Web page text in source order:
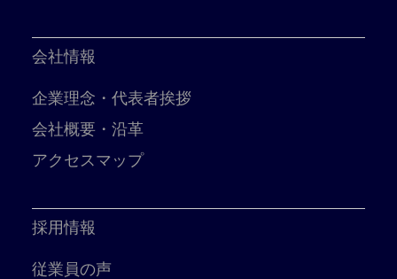
会社情報
企業理念・代表者挨拶
会社概要・沿革
アクセスマップ
採用情報
従業員の声